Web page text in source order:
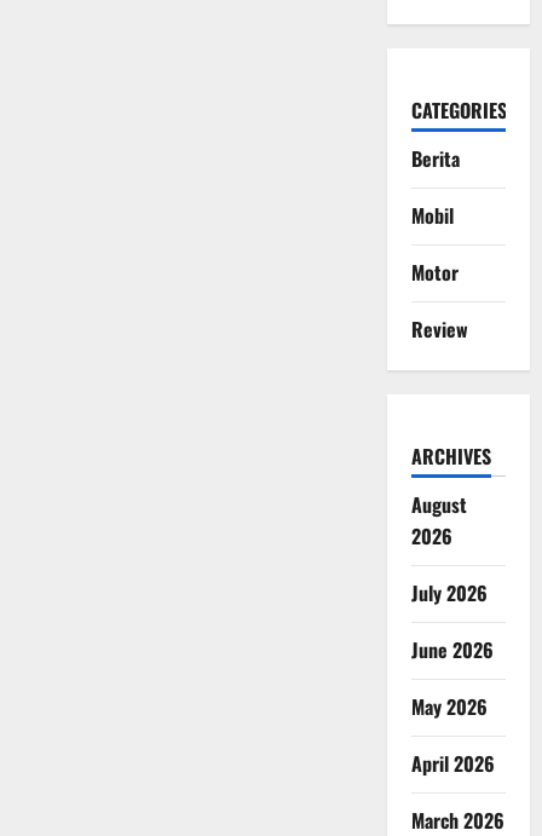
CATEGORIES
Berita
Mobil
Motor
Review
ARCHIVES
August
2026
July 2026
June 2026
May 2026
April 2026
March 2026